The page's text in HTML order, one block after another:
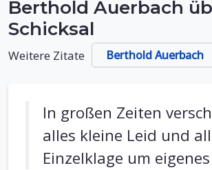
Berthold Auerbach
Schicksal
Weitere Zitate Berthold Auerbach
In großen Zeiten
alles kleine Leid und
Einzelklage um